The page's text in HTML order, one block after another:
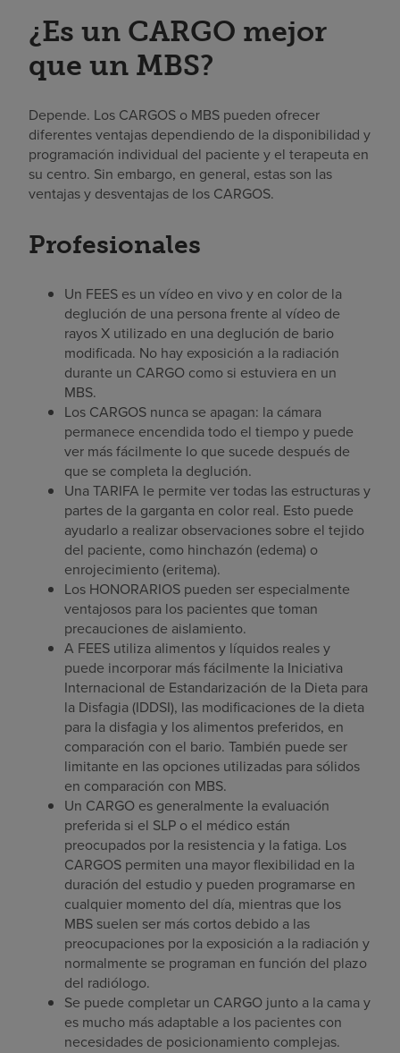
¿Es un CARGO mejor
que un MBS?
Depende. Los CARGOS o MBS pueden ofrecer
diferentes ventajas dependiendo de la disponibilidad y
programación individual del paciente y el terapeuta en
su centro. Sin embargo, en general, estas son las
ventajas y desventajas de los CARGOS.
Profesionales
Un FEES es un vídeo en vivo y en color de la
deglución de una persona frente al vídeo de
rayos X utilizado en una deglución de bario
modificada. No hay exposición a la radiación
durante un CARGO como si estuviera en un
MBS.
Los CARGOS nunca se apagan: la cámara
permanece encendida todo el tiempo y puede
ver más fácilmente lo que sucede después de
que se completa la deglución.
Una TARIFA le permite ver todas las estructuras y
partes de la garganta en color real. Esto puede
ayudarlo a realizar observaciones sobre el tejido
del paciente, como hinchazón (edema) o
enrojecimiento (eritema).
Los HONORARIOS pueden ser especialmente
ventajosos para los pacientes que toman
precauciones de aislamiento.
A FEES utiliza alimentos y líquidos reales y
puede incorporar más fácilmente la Iniciativa
Internacional de Estandarización de la Dieta para
la Disfagia (IDDSI), las modificaciones de la dieta
para la disfagia y los alimentos preferidos, en
comparación con el bario. También puede ser
limitante en las opciones utilizadas para sólidos
en comparación con MBS.
Un CARGO es generalmente la evaluación
preferida si el SLP o el médico están
preocupados por la resistencia y la fatiga. Los
CARGOS permiten una mayor flexibilidad en la
duración del estudio y pueden programarse en
cualquier momento del día, mientras que los
MBS suelen ser más cortos debido a las
preocupaciones por la exposición a la radiación y
normalmente se programan en función del plazo
del radiólogo.
Se puede completar un CARGO junto a la cama y
es mucho más adaptable a los pacientes con
necesidades de posicionamiento complejas.